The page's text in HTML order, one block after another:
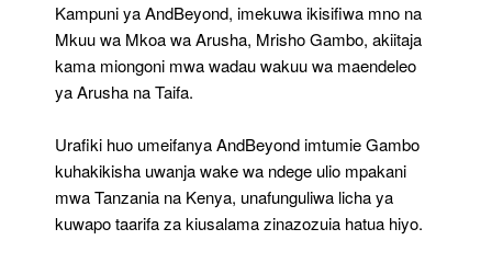
Kampuni ya AndBeyond, imekuwa ikisifiwa mno na
Mkuu wa Mkoa wa Arusha, Mrisho Gambo, akiitaja
kama miongoni mwa wadau wakuu wa maendeleo
ya Arusha na Taifa.
Urafiki huo umeifanya AndBeyond imtumie Gambo
kuhakikisha uwanja wake wa ndege ulio mpakani
mwa Tanzania na Kenya, unafunguliwa licha ya
kuwapo taarifa za kiusalama zinazozuia hatua hiyo.